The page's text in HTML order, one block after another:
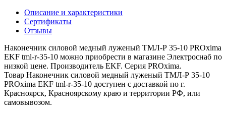
Описание и характеристики
Сертификаты
Отзывы
Наконечник силовой медный луженый ТМЛ-Р 35-10 PROxima
EKF tml-r-35-10 можно приобрести в магазине Электроснаб по
низкой цене. Производитель EKF. Серия PROxima.
Товар Наконечник силовой медный луженый ТМЛ-Р 35-10
PROxima EKF tml-r-35-10 доступен с доставкой по г.
Красноярск, Красноярскому краю и территории РФ, или
самовывозом.